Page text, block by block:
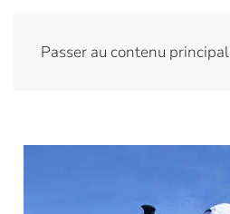
Passer au contenu principal